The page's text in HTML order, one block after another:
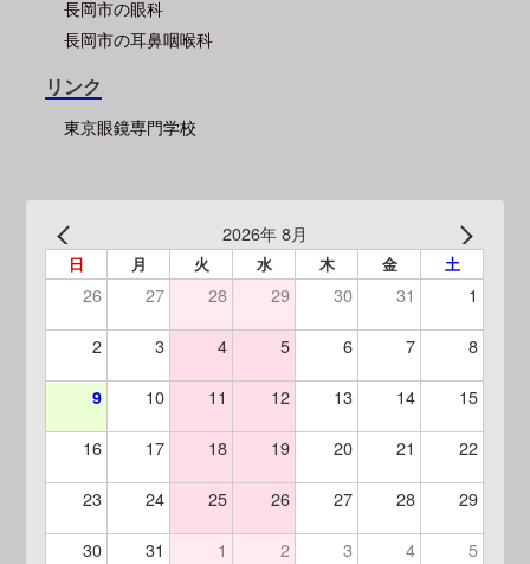
長岡市の眼科
長岡市の耳鼻咽喉科
リンク
東京眼鏡専門学校
2026年 8月
日 月 火 水 木 金 土
26 27 28 29 30 31 1
2 3 4 5 6 7 8
9 10 11 12 13 14 15
16 17 18 19 20 21 22
23 24 25 26 27 28 29
30 31 1 2 3 4 5